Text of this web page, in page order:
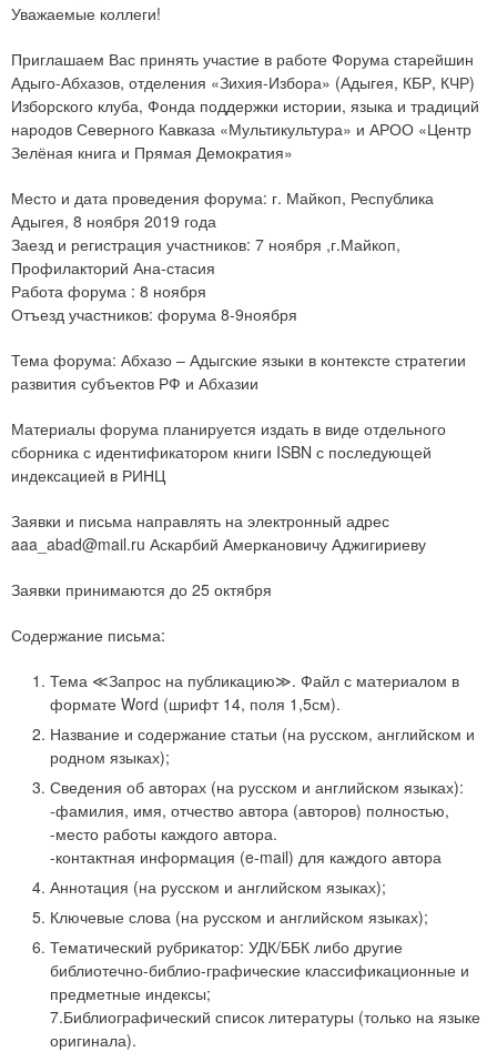
Уважаемые коллеги!
Приглашаем Вас принять участие в работе Форума старейшин
Адыго-Абхазов, отделения «Зихия-Избора» (Адыгея, КБР, КЧР)
Изборского клуба, Фонда поддержки истории, языка и традиций
народов Северного Кавказа «Мультикультура» и АРОО «Центр
Зелёная книга и Прямая Демократия»
Место и дата проведения форума: г. Майкоп, Республика
Адыгея, 8 ноября 2019 года
Заезд и регистрация участников: 7 ноября ,г.Майкоп,
Профилакторий Ана-стасия
Работа форума : 8 ноября
Отъезд участников: форума 8-9ноября
Тема форума: Абхазо – Адыгские языки в контексте стратегии
развития субъектов РФ и Абхазии
Материалы форума планируется издать в виде отдельного
сборника с идентификатором книги ISBN с последующей
индексацией в РИНЦ
Заявки и письма направлять на электронный адрес
aaa_abad@mail.ru Аскарбий Амеркановичу Аджигириеву
Заявки принимаются до 25 октября
Содержание письма:
Тема ≪Запрос на публикацию≫. Файл с материалом в
формате Word (шрифт 14, поля 1,5см).
Название и содержание статьи (на русском, английском и
родном языках);
Сведения об авторах (на русском и английском языках):
-фамилия, имя, отчество автора (авторов) полностью,
-место работы каждого автора.
-контактная информация (e-mail) для каждого автора
Аннотация (на русском и английском языках);
Ключевые слова (на русском и английском языках);
Тематический рубрикатор: УДК/ББК либо другие
библиотечно-библио-графические классификационные и
предметные индексы;
7.Библиографический список литературы (только на языке
оригинала).